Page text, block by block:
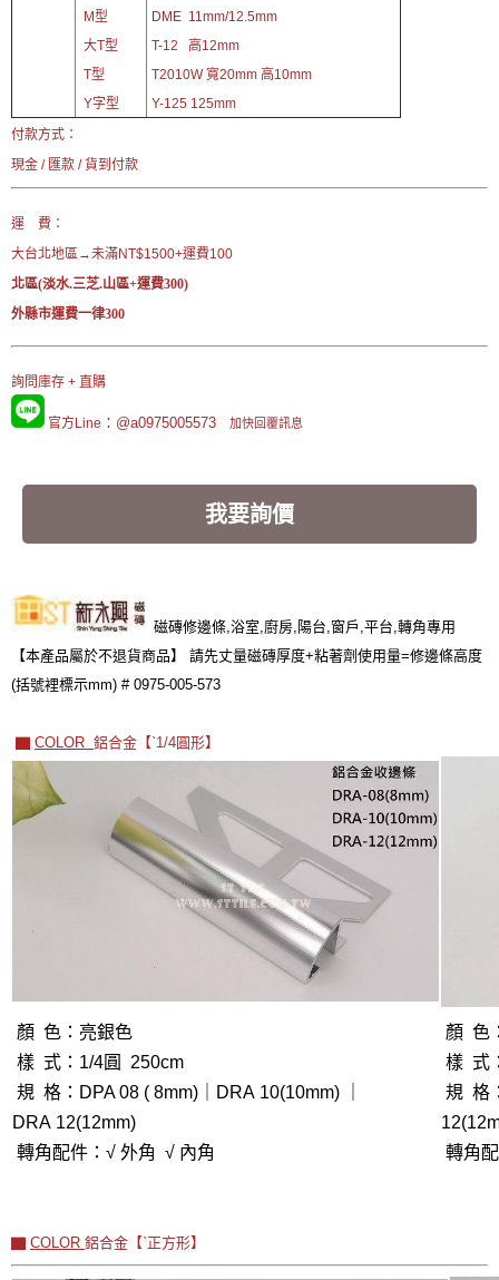
M型
大T型
T型
Y字型
DME 11mm/12.5mm
T-12 高12mm
T2010W 寬20mm 高10mm
Y-125 125mm
付款方式：
現金 / 匯款 / 貨到付款
運 費：
大台北地區→未滿NT$1500+運費100
北區(淡水.三芝.山區+運費300)
外縣市運費一律300
詢問庫存 + 直購
官方Line ：@a0975005573 加快回覆訊息
我要詢價
磁磚修邊條,浴室,廚房,陽台,窗戶,平台,轉角專用
【本產品屬於不退貨商品】 請先丈量磁磚厚度+粘著劑使用量=修邊條高度
(括號裡標示mm) # 0975-005-573
▇ COLOR 鋁合金【ˋ1/4圓形】
顏 色： 亮銀色
樣 式：1/4圓 250cm
規 格：DPA 08 ( 8mm)｜DRA 10(10mm) ｜
DRA 12(12mm)
轉角配件：√ 外角 √ 內角
顏 色
樣 式
規 格
轉角
▇ COLOR 鋁合金【ˋ正方形】